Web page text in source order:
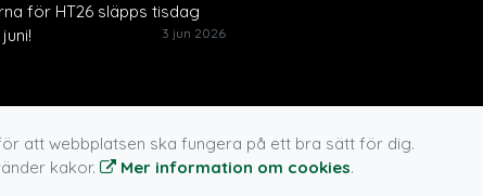
för HT26 släpps tisdag
3 jun 2026
att webbplatsen ska fungera på ett bra sätt för dig.
kakor.
Mer information om cookies.